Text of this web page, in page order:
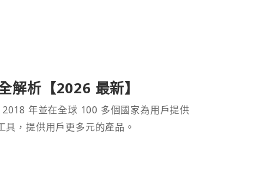
析【2026 最新】
年並在全球 100 多個國家為用戶提供
，提供用戶更多元的產品。